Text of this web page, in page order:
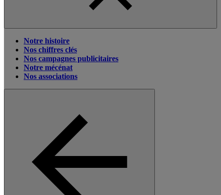
Notre histoire
Nos chiffres clés
Nos campagnes publicitaires
Notre mécénat
Nos associations